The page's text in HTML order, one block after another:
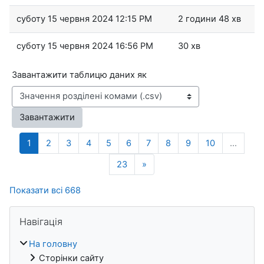
суботу 15 червня 2024 12:15 PM 2 години 48 хв
суботу 15 червня 2024 16:56 PM 30 хв
Завантажити таблицю даних як
Завантажити
1 Сторінка 1
2 Сторінка 2
3Сторінка 3
4Сторінка 4
5 Сторінка 5
6Сторінка 6
7Сторінка 7
8 Сторінка 8
9Сторінка 9
10Сторінка 10
…
23Сторінка 23
»
Показати всі 668
Блоки
Навігація
На головну
Сторінки сайту